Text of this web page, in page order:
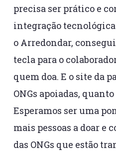
precisa ser prático e
integração
o Arredondar,
tecla para o
quem doa. E o site da
ONGs apoiadas,
Esperamos ser uma
mais pessoas a doar e
das ONGs que estão